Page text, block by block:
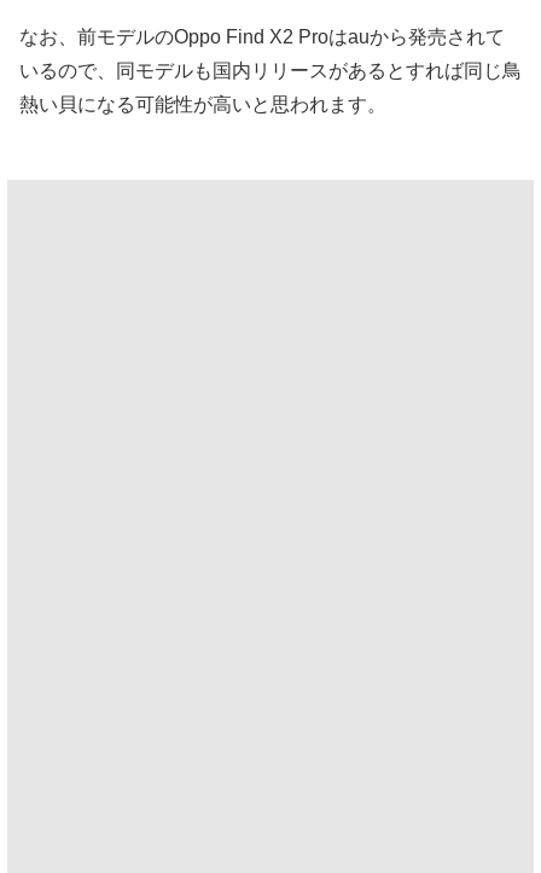
なお、前モデルのOppo Find X2 Proはauから発売されて
いるので、同モデルも国内リリースがあるとすれば同じ鳥
熱い貝になる可能性が高いと思われます。